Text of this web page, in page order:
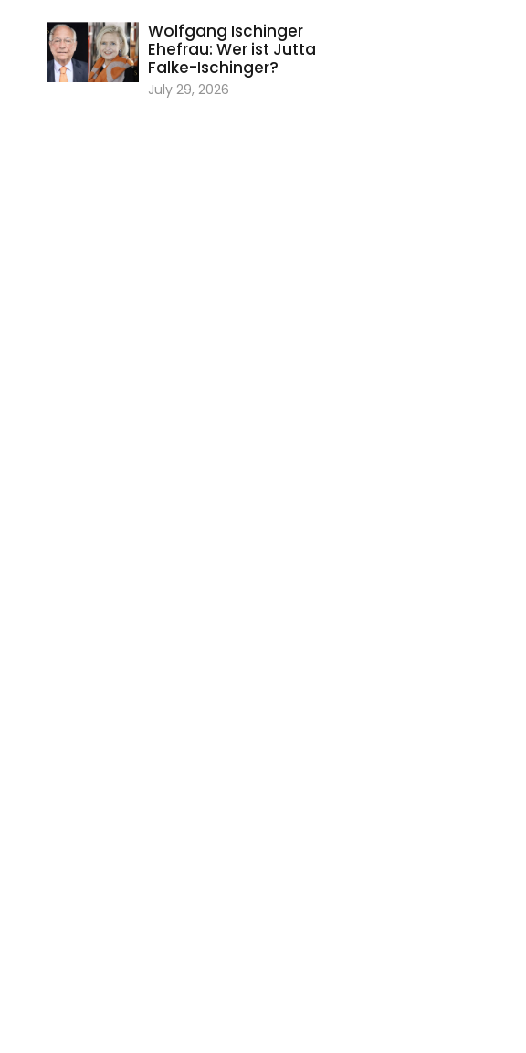
Wolfgang Ischinger
Ehefrau: Wer ist Jutta
Falke-Ischinger?
July 29, 2026